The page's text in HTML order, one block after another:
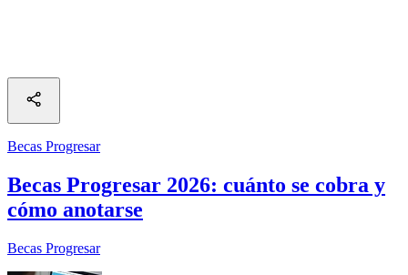
Becas Progresar
Becas Progresar 2026: cuánto se cobra y
cómo anotarse
Becas Progresar